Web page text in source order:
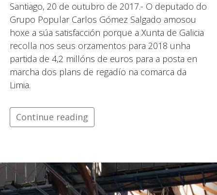
Santiago, 20 de outubro de 2017.- O deputado do
Grupo Popular Carlos Gómez Salgado amosou
hoxe a súa satisfacción porque a Xunta de Galicia
recolla nos seus orzamentos para 2018 unha
partida de 4,2 millóns de euros para a posta en
marcha dos plans de regadío na comarca da
Limia.
Continue reading